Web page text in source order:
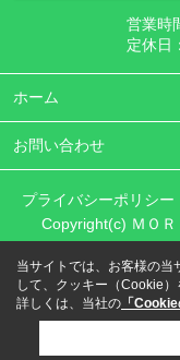
営業時
定休日：
ホーム
お問い合わせ
プライバシーポリシー
Copyright(c) ＭＯ
当サイトでは、お客様の当
して、クッキー（Cookie）
詳しくは、当社の 「